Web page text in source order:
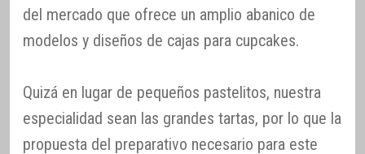
del mercado que ofrece un amplio abanico de
modelos y diseños de cajas para cupcakes.
Quizá en lugar de pequeños pastelitos, nuestra
especialidad sean las grandes tartas, por lo que la
propuesta del preparativo necesario para este